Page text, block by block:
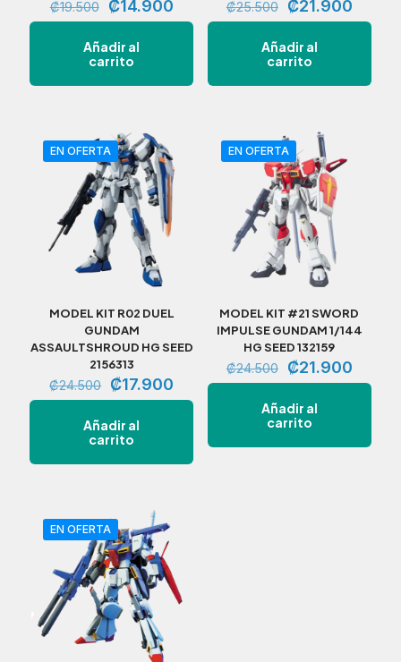
₡19.500
El
precio
original
era:
₡14.900El
precio
Añadir al
carrito
₡25.500
El
precio
original
era:
₡21.900El
precio
Añadir al
carrito
EN OFERTA
MODEL KIT R02 DUEL
GUNDAM
ASSAULTSHROUD HG SEED
2156313
₡24.500
El
precio
original
era:
₡24.500.
₡17.900
precio
₡17.900.
Añadir al
carrito
EN OFERTA
MODEL KIT #21 SWORD
IMPULSE GUNDAM 1/144
HG SEED 132159
₡24.500
El
precio
original
era:
₡24.500.
₡21.900El
precio
Añadir al
carrito
EN OFERTA